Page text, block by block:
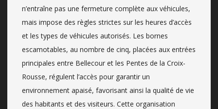
n’entraîne pas une fermeture complète aux véhicules,
mais impose des règles strictes sur les heures d’accès
et les types de véhicules autorisés. Les bornes
escamotables, au nombre de cinq, placées aux entrées
principales entre Bellecour et les Pentes de la Croix-
Rousse, régulent l’accès pour garantir un
environnement apaisé, favorisant ainsi la qualité de vie
des habitants et des visiteurs. Cette organisation